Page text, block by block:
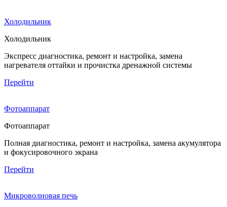
Холодильник
Холодильник
Экспресс диагностика, ремонт и настройка, замена
нагревателя оттайки и прочистка дренажной системы
Перейти
Фотоаппарат
Фотоаппарат
Полная диагностика, ремонт и настройка, замена акумулятора
и фокусировочного экрана
Перейти
Микроволновая печь